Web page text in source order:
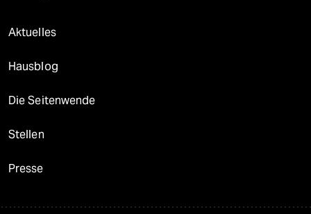
Aktuelles
Hausblog
Die Seitenwende
Stellen
Presse